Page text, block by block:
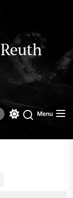
SwitchSearch
Menu